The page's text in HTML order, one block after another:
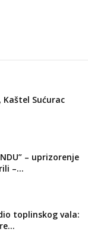
Kaštel Sućurac
– uprizorenje
–...
toplinskog vala: